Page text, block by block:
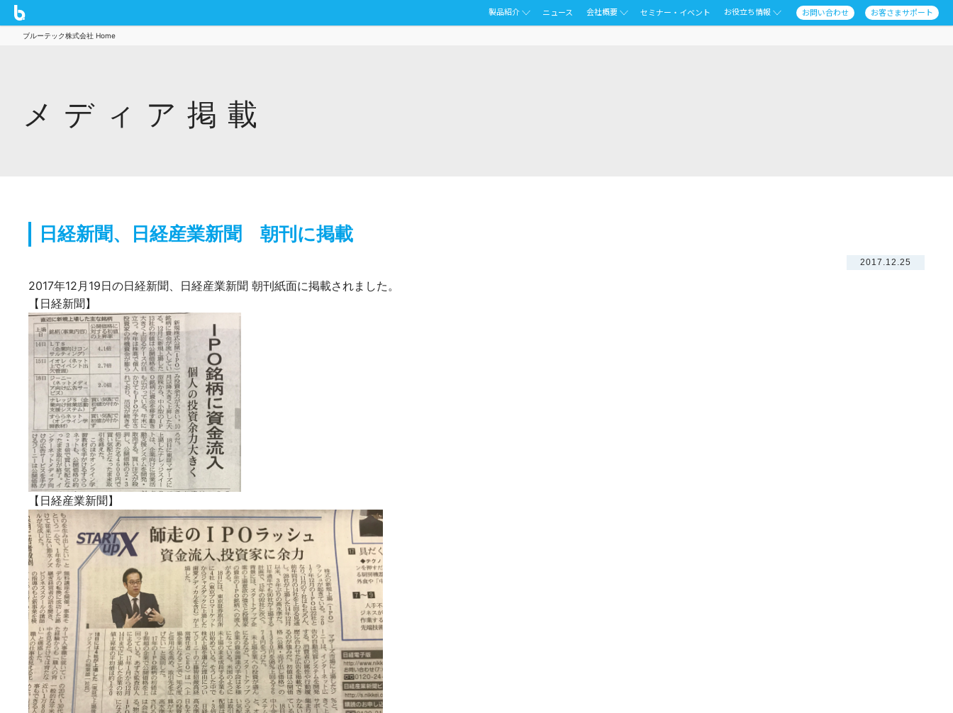
製品紹介 ニュース 会社概要 セミナー・イベント お役立ち情報 お問い合わせ お客さまサポート
ブルーテック株式会社 Home
メディア掲載
日経新聞、日経産業新聞 朝刊に掲載
2017.12.25
2017年12月19日の日経新聞、日経産業新聞 朝刊紙面に掲載されました。
【日経新聞】
【日経産業新聞】